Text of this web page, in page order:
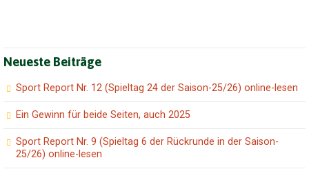
Neueste Beiträge
Sport Report Nr. 12 (Spieltag 24 der Saison-25/26) online-lesen
Ein Gewinn für beide Seiten, auch 2025
Sport Report Nr. 9 (Spieltag 6 der Rückrunde in der Saison-
25/26) online-lesen